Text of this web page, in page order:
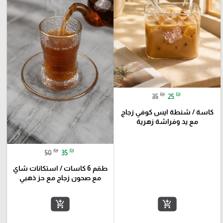
35 ₪ 25 ₪
كاسة / شنطة ايس كوفي زجاج
مع يد وفراشة زهرية
add_shopping_cart
50 ₪ 35 ₪
طقم 6 كاسات / استكانات شاي
مع صحون زجاج مع حز ذهبي
add_shopping_cart